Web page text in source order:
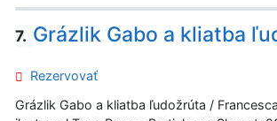
7. Grázlik Gabo a kliatba
Rezervovať
Grázlik Gabo a kliatba ľudožrúta /